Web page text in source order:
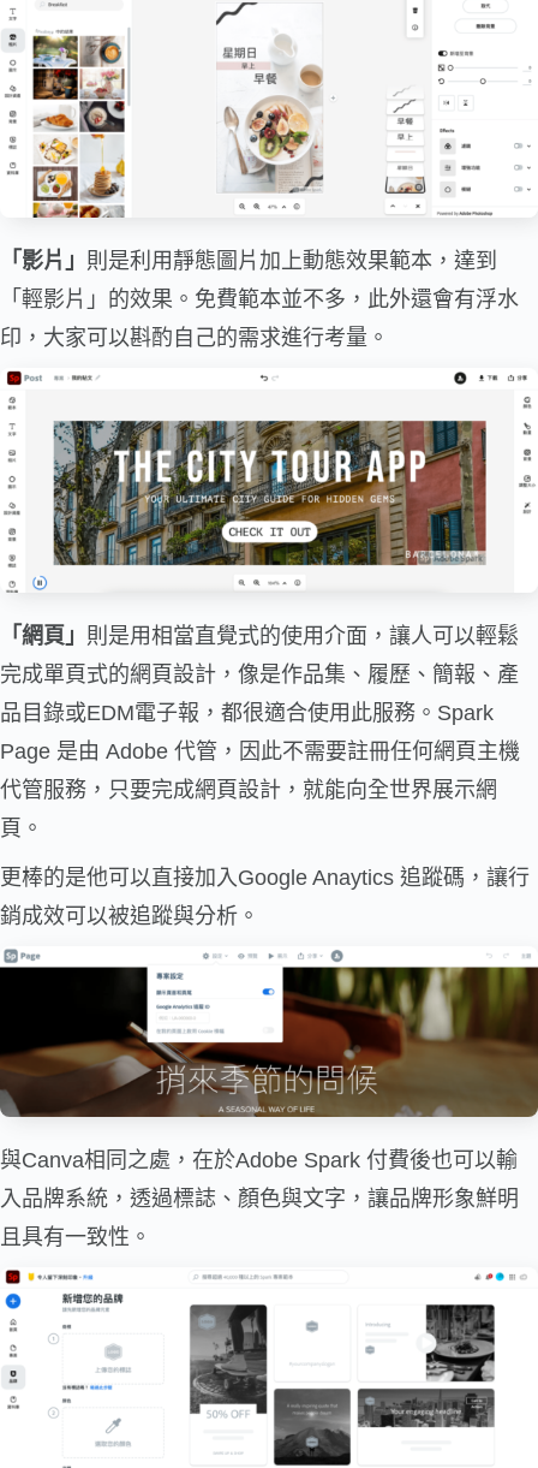
「影片」 則是利用靜態圖片加上動態效果範本，達到
「輕影片」的效果。免費範本並不多，此外還會有浮水
印，大家可以斟酌自己的需求進行考量。
「網頁」 則是用相當直覺式的使用介面，讓人可以輕鬆
完成單頁式的網頁設計，像是作品集、履歷、簡報、產
品目錄或EDM電子報，都很適合使用此服務。Spark
Page 是由 Adobe 代管，因此不需要註冊任何網頁主機
代管服務，只要完成網頁設計，就能向全世界展示網
頁。
更棒的是他可以直接加入Google Anaytics 追蹤碼，讓行
銷成效可以被追蹤與分析。
與Canva相同之處，在於Adobe Spark 付費後也可以輸
入品牌系統，透過標誌、顏色與文字，讓品牌形象鮮明
且具有一致性。